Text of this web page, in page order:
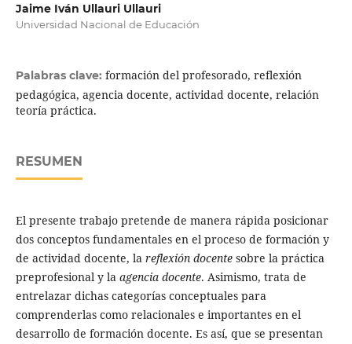
Jaime Iván Ullauri Ullauri
Universidad Nacional de Educación
Palabras clave: formación del profesorado, reflexión
pedagógica, agencia docente, actividad docente, relación
teoría práctica.
RESUMEN
El presente trabajo pretende de manera rápida posicionar
dos conceptos fundamentales en el proceso de formación y
de actividad docente, la reflexión docentesobre la práctica
preprofesional y la agencia docente. Asimismo, trata de
entrelazar dichas categorías conceptuales para
comprenderlas como relacionales e importantes en el
desarrollo de formación docente. Es así, que se presentan